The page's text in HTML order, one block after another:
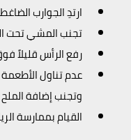
ارتدِ الجوارب
تجنب المشي تحت
رفع الرأس قليلاً
عدم تناول
وتجنب إضافة
القيام بممارسة